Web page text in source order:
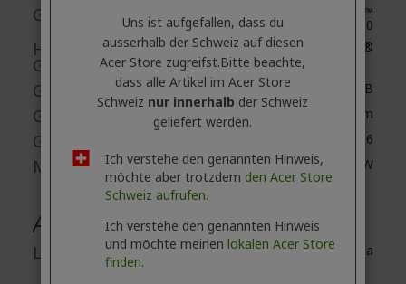
Grafik-Controller-Modell GeForce RTX™
4080
Hersteller
Grafikcontroller
NVIDIA®
Größe Grafikkarte 12 GB
Grafikspeicherzugriff Dediziertem
Grafikspeichertechnologie GDDR6
Maximale Grafikleistung Bis zu 165 W
Audio
Lautsprecher Ja
Uns ist aufgefallen, dass du
ausserhalb ​der Schweiz auf diesen
Acer Store zugreifst.​Bitte beachte,
dass alle Artikel im Acer Store
Schweiz nur innerhalb der Schweiz
geliefert werden.
Ich verstehe den genannten Hinweis,
möchte aber trotzdem den Acer Store
Schweiz aufrufen.
Ich verstehe den genannten Hinweis
und möchte meinen lokalen Acer Store
finden.